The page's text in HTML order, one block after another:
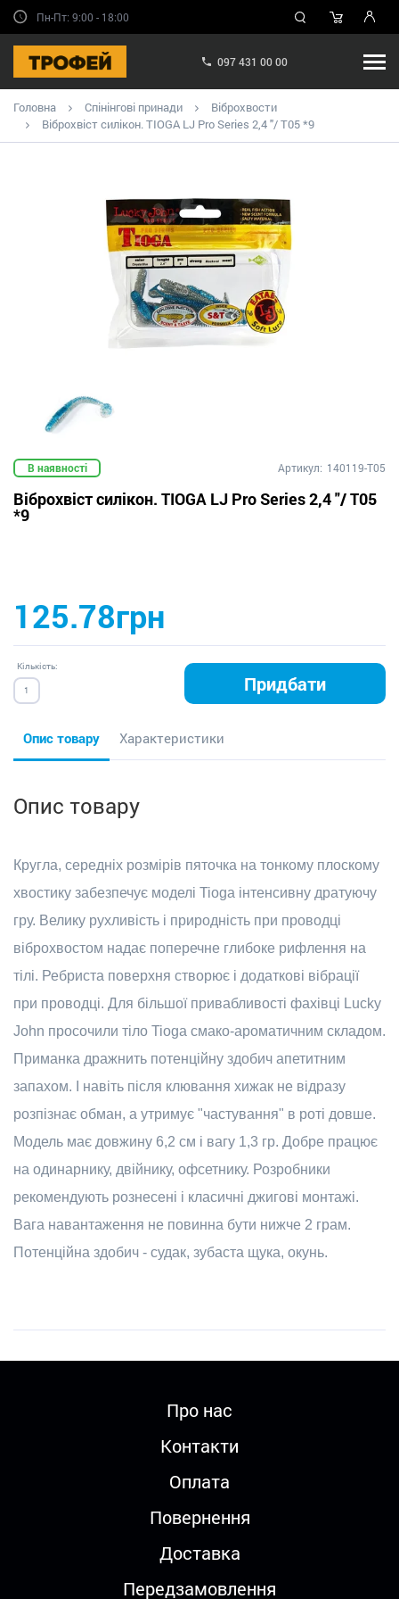
Пн-Пт: 9:00 - 18:00
097 431 00 00
Головна Спінінгові принади
Віброхвости
Віброхвіст силікон. TIOGA LJ Pro Series 2,4 "/ T05 *9
В наявності Артикул: 140119-T05
Віброхвіст силікон. TIOGA LJ Pro Series 2,4 "/ T05
*9
125.78грн
Кількість:
Придбати
Опис товару Характеристики
Опис товару
Кругла, середніх розмірів пяточка на тонкому плоскому
хвостику забезпечує моделі Tioga інтенсивну дратуючу
гру. Велику рухливість і природність при проводці
віброхвостом надає поперечне глибоке рифлення на
тілі. Ребриста поверхня створює і додаткові вібрації
при проводці. Для більшої привабливості фахівці Lucky
John просочили тіло Tioga смако-ароматичним складом.
Приманка дражнить потенційну здобич апетитним
запахом. І навіть після клювання хижак не відразу
розпізнає обман, а утримує "частування" в роті довше.
Модель має довжину 6,2 см і вагу 1,3 гр. Добре працює
на одинарнику, двійнику, офсетнику. Розробники
рекомендують рознесені і класичні джигові монтажі.
Вага навантаження не повинна бути нижче 2 грам.
Потенційна здобич - судак, зубаста щука, окунь.
Про нас
Контакти
Оплата
Повернення
Доставка
Передзамовлення